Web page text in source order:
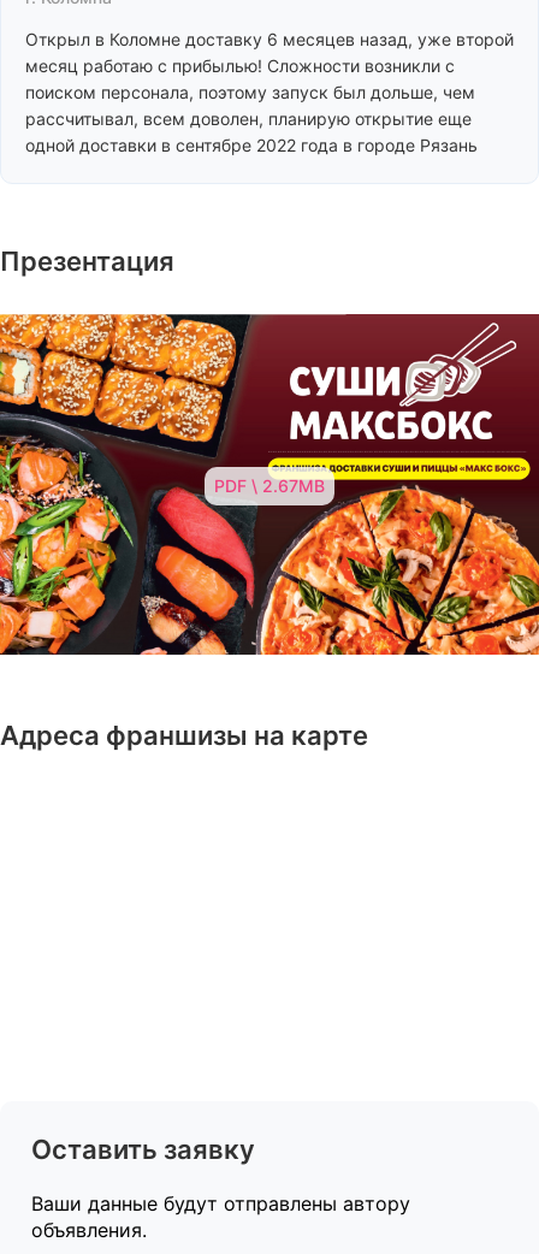
Открыл в Коломне доставку 6 месяцев назад, уже второй
месяц работаю с прибылью! Сложности возникли с
поиском персонала, поэтому запуск был дольше, чем
рассчитывал, всем доволен, планирую открытие еще
одной доставки в сентябре 2022 года в городе Рязань
Презентация
PDF \ 2.67MB
Адреса франшизы на карте
Оставить заявку
Ваши данные будут отправлены автору
объявления.